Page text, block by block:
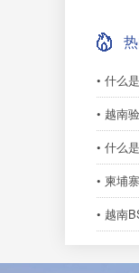
• 什么
• 越南
• 什么
• 柬埔
• 越南